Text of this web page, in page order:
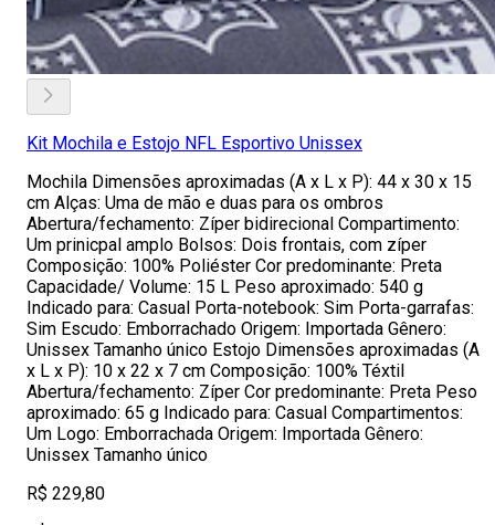
Kit Mochila e Estojo NFL Esportivo Unissex
Mochila Dimensões aproximadas (A x L x P): 44 x 30 x 15
cm Alças: Uma de mão e duas para os ombros
Abertura/fechamento: Zíper bidirecional Compartimento:
Um prinicpal amplo Bolsos: Dois frontais, com zíper
Composição: 100% Poliéster Cor predominante: Preta
Capacidade/ Volume: 15 L Peso aproximado: 540 g
Indicado para: Casual Porta-notebook: Sim Porta-garrafas:
Sim Escudo: Emborrachado Origem: Importada Gênero:
Unissex Tamanho único Estojo Dimensões aproximadas (A
x L x P): 10 x 22 x 7 cm Composição: 100% Téxtil
Abertura/fechamento: Zíper Cor predominante: Preta Peso
aproximado: 65 g Indicado para: Casual Compartimentos:
Um Logo: Emborrachada Origem: Importada Gênero:
Unissex Tamanho único
R$ 229,80